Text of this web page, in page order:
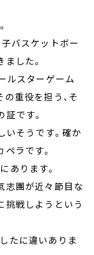
バスケットボー
した。
ルスターゲーム
重役を担う、そ
です。
いそうです。確か
ラです。
あります。
志團が近々節目な
挑戦しようという
たに違いありま